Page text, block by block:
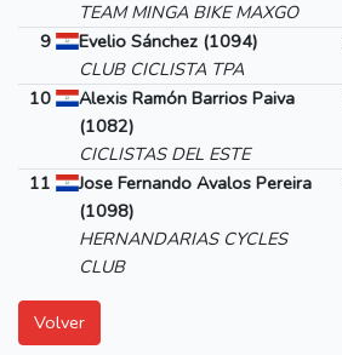
TEAM MINGA BIKE MAXGO
9
Evelio Sánchez (1094)
CLUB CICLISTA TPA
10
Alexis Ramón Barrios Paiva
(1082)
CICLISTAS DEL ESTE
11
Jose Fernando Avalos Pereira
(1098)
HERNANDARIAS CYCLES
CLUB
Volver